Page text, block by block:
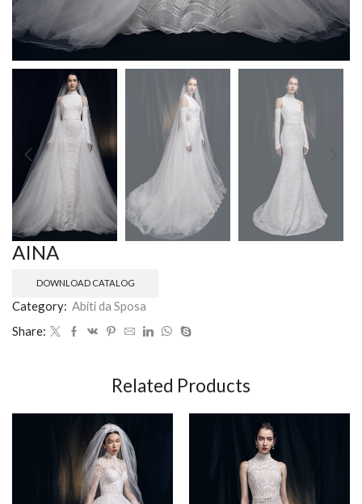
AINA
DOWNLOAD CATALOG
Category: Abiti da Sposa
Share:
Related Products